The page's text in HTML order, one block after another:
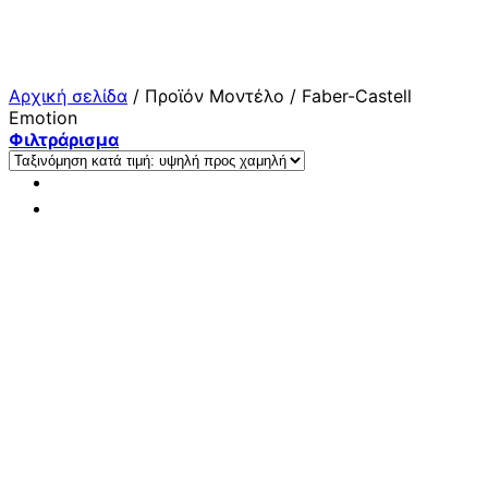
Αρχική σελίδα / Προϊόν Μοντέλο / Faber-Castell
Emotion
Φιλτράρισμα